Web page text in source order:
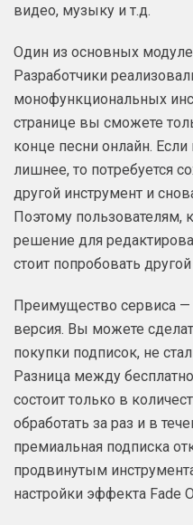
видео, музыку и т.д.
Один из основных
Разработчики
монофункциональных
странице вы сможете
конце песни онлайн. Если
лишнее, то потребуется
другой инструмент и
Поэтому пользователям,
решение для
стоит попробовать другой
Преимущество сервиса —
версия. Вы можете
покупки подписок, не
Разница между
состоит только в
обработать за раз и в
премиальная подписка
продвинутым
настройки эффекта Fade